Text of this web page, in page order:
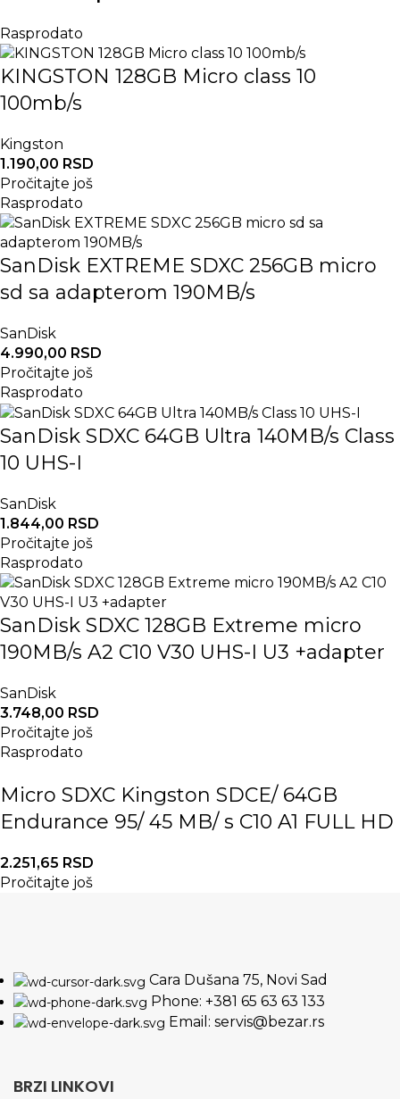
Rasprodato
KINGSTON 128GB Micro class 10
100mb/s
Kingston
1.190,00 RSD
Pročitajte još
Rasprodato
SanDisk EXTREME SDXC 256GB micro
sd sa adapterom 190MB/s
SanDisk
4.990,00 RSD
Pročitajte još
Rasprodato
SanDisk SDXC 64GB Ultra 140MB/s Class
10 UHS-I
SanDisk
1.844,00 RSD
Pročitajte još
Rasprodato
SanDisk SDXC 128GB Extreme micro
190MB/s A2 C10 V30 UHS-I U3 +adapter
SanDisk
3.748,00 RSD
Pročitajte još
Rasprodato
Micro SDXC Kingston SDCE/ 64GB
Endurance 95/ 45 MB/ s C10 A1 FULL HD
2.251,65 RSD
Pročitajte još
Cara Dušana 75, Novi Sad
Phone: +381 65 63 63 133
Email: servis@bezar.rs
BRZI LINKOVI